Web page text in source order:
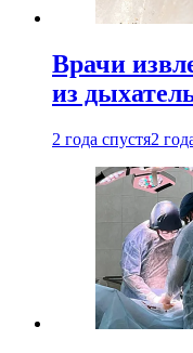
Врачи
из
2 года спустя2